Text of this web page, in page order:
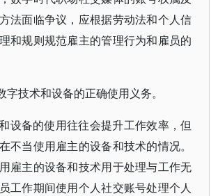
法面临争议，应根据劳动法和个人信
和规则规范雇主的管理行为和雇员的
字技术和设备的正确使用义务。
设备的使用往往会提升工作效率，但
不当使用雇主的设备和技术的情况。
雇主的设备和技术用于处理与工作无
工作期间使用个人社交账号处理个人